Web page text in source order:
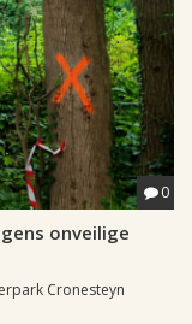
0
onveilige
Cronesteyn